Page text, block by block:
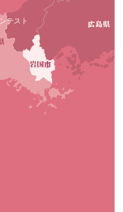
テスト